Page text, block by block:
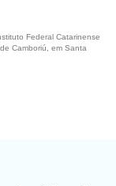
Federal Catarinense
Camboriú, em Santa